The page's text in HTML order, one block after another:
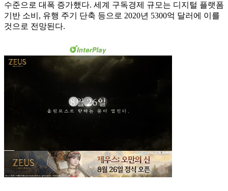
수준으로 대폭 증가했다. 세계 구독경제 규모는 디지털 플랫폼
기반 소비, 유행 주기 단축 등으로 2020년 5300억 달러에 이를
것으로 전망된다.